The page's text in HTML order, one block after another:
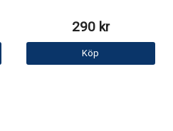
290 kr
Köp